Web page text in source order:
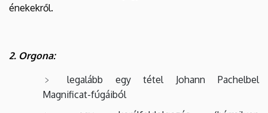
énekekről.
2. Orgona:
legalább egy tétel Johann Pachelbel
Magnificat-fúgáiból